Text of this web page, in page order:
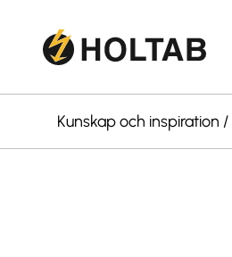
Kunskap och inspiration /